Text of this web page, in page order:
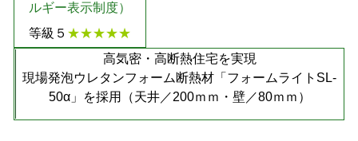
ルギー表示制度）
等級５ ★★★★★
高気密・高断熱住宅を実現
現場発泡ウレタンフォーム断熱材「フォームライトSL-
50α」を採用（天井／200ｍｍ・壁／80ｍｍ）